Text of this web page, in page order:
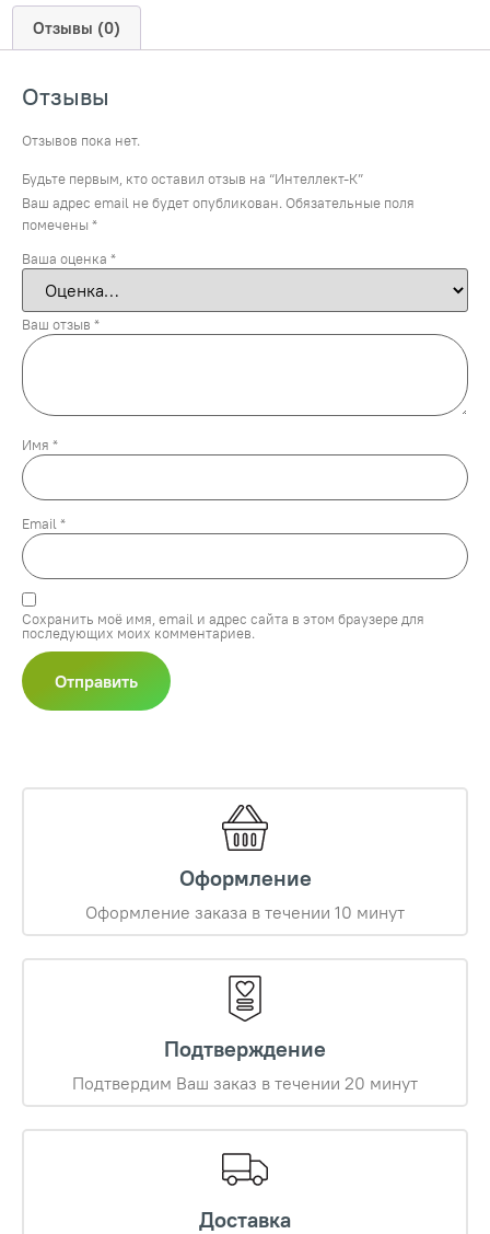
Отзывы (0)
Отзывы
Отзывов пока нет.
Будьте первым, кто оставил отзыв на “Интеллект-К”
Ваш адрес email не будет опубликован. Обязательные поля
помечены *
Ваша оценка *
Ваш отзыв *
Имя *
Email *
Сохранить моё имя, email и адрес сайта в этом браузере для
последующих моих комментариев.
Оформление
Оформление заказа в течении 10 минут
Подтверждение
Подтвердим Ваш заказ в течении 20 минут
Доставка